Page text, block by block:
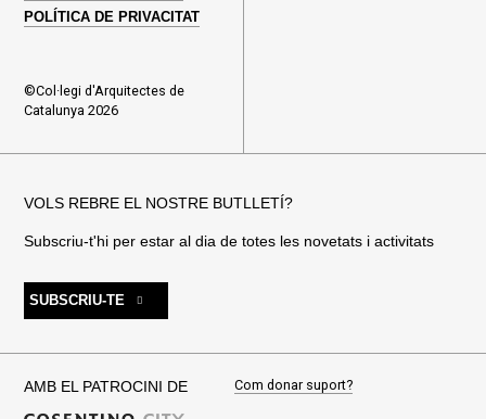
POLÍTICA DE PRIVACITAT
©Col·legi d'Arquitectes de
Catalunya 2026
VOLS REBRE EL NOSTRE BUTLLETÍ?
Subscriu-t'hi per estar al dia de totes les novetats i activitats
SUBSCRIU-TE
AMB EL PATROCINI DE Com donar suport?